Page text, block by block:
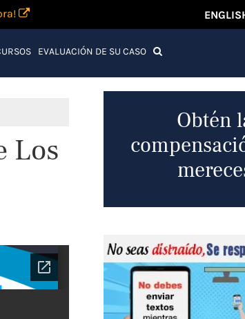
EVALUACIÓN DE SU CASO
Los
Obtén